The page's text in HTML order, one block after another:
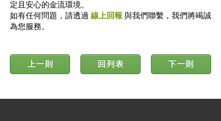
定且安心的金流環境。
如有任何問題，請透過 線上回報 與我們聯繫，我們將竭誠
為您服務。
上一則 回列表 下一則